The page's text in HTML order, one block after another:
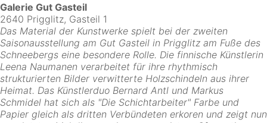
Galerie Gut Gasteil
2640 Prigglitz, Gasteil 1
Das Material der Kunstwerke spielt bei der zweiten
Saisonausstellung am Gut Gasteil in Prigglitz am Fuße des
Schneebergs eine besondere Rolle. Die finnische Künstlerin
Leena Naumanen verarbeitet für ihre rhythmisch
strukturierten Bilder verwitterte Holzschindeln aus ihrer
Heimat. Das Künstlerduo Bernard Antl und Markus
Schmidel hat sich als "Die Schichtarbeiter" Farbe und
Papier gleich als dritten Verbündeten erkoren und zeigt nun